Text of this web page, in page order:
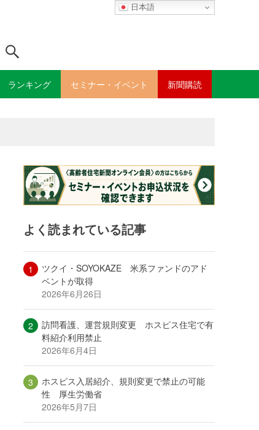
日本語
ランキング セミナー・イベント 新聞購読
よく読まれている記事
ツクイ・SOYOKAZE 米系ファンドのアド
ベントが取得
2026年6月26日
訪問看護、運営規則変更 ホスピス住宅で有
料紹介利用禁止
2026年6月4日
ホスピス入居紹介、規則変更で禁止の可能
性 厚生労働省
2026年5月7日